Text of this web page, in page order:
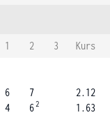
1 2 3
Kurs
6
4
7
62
2.12
1.63